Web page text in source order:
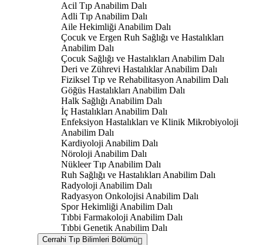
Acil Tıp Anabilim Dalı
Adli Tıp Anabilim Dalı
Aile Hekimliği Anabilim Dalı
Çocuk ve Ergen Ruh Sağlığı ve Hastalıkları
Anabilim Dalı
Çocuk Sağlığı ve Hastalıkları Anabilim Dalı
Deri ve Zührevi Hastalıklar Anabilim Dalı
Fiziksel Tıp ve Rehabilitasyon Anabilim Dalı
Göğüs Hastalıkları Anabilim Dalı
Halk Sağlığı Anabilim Dalı
İç Hastalıkları Anabilim Dalı
Enfeksiyon Hastalıkları ve Klinik Mikrobiyoloji
Anabilim Dalı
Kardiyoloji Anabilim Dalı
Nöroloji Anabilim Dalı
Nükleer Tıp Anabilim Dalı
Ruh Sağlığı ve Hastalıkları Anabilim Dalı
Radyoloji Anabilim Dalı
Radyasyon Onkolojisi Anabilim Dalı
Spor Hekimliği Anabilim Dalı
Tıbbi Farmakoloji Anabilim Dalı
Tıbbi Genetik Anabilim Dalı
Cerrahi Tıp Bilimleri Bölümü